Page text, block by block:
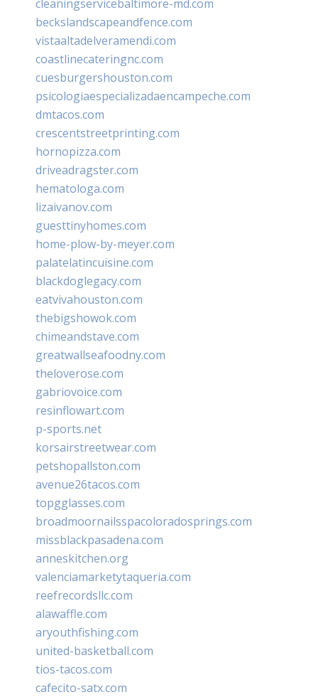
cleaningservicebaltimore-md.com
beckslandscapeandfence.com
vistaaltadelveramendi.com
coastlinecateringnc.com
cuesburgershouston.com
psicologiaespecializadaencampeche.com
dmtacos.com
crescentstreetprinting.com
hornopizza.com
driveadragster.com
hematologa.com
lizaivanov.com
guesttinyhomes.com
home-plow-by-meyer.com
palatelatincuisine.com
blackdoglegacy.com
eatvivahouston.com
thebigshowok.com
chimeandstave.com
greatwallseafoodny.com
theloverose.com
gabriovoice.com
resinflowart.com
p-sports.net
korsairstreetwear.com
petshopallston.com
avenue26tacos.com
topgglasses.com
broadmoornailsspacoloradosprings.com
missblackpasadena.com
anneskitchen.org
valenciamarketytaqueria.com
reefrecordsllc.com
alawaffle.com
aryouthfishing.com
united-basketball.com
tios-tacos.com
cafecito-satx.com